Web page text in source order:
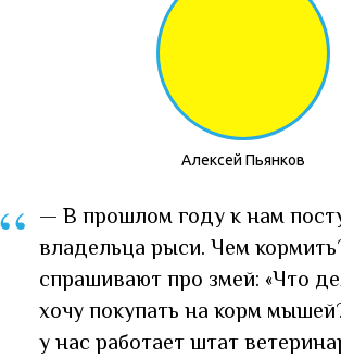
Алексей Пьянков
— В прошлом году к нам
владельца рыси. Чем
спрашивают про змей: «Что
хочу покупать на корм
у нас работает штат